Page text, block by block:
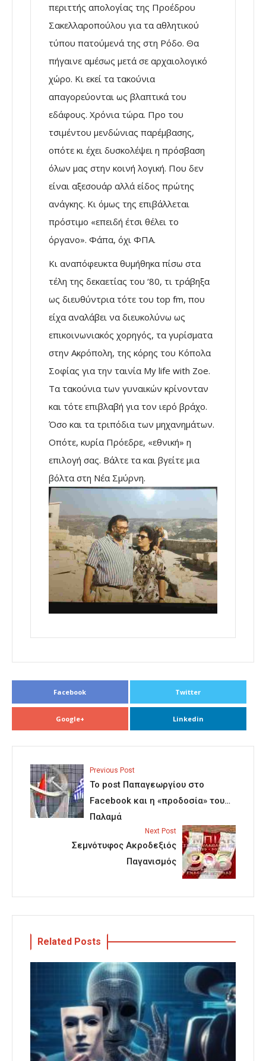
περιττής απολογίας της Προέδρου
Σακελλαροπούλου για τα αθλητικού
τύπου πατούμενά της στη Ρόδο. Θα
πήγαινε αμέσως μετά σε αρχαιολογικό
χώρο. Κι εκεί τα τακούνια
απαγορεύονται ως βλαπτικά του
εδάφους. Χρόνια τώρα. Προ του
τσιμέντου μενδώνιας παρέμβασης,
οπότε κι έχει δυσκολέψει η πρόσβαση
όλων μας στην κοινή λογική. Που δεν
είναι αξεσουάρ αλλά είδος πρώτης
ανάγκης. Κι όμως της επιβάλλεται
πρόστιμο «επειδή έτσι θέλει το
όργανο». Φάπα, όχι ΦΠΑ.
Κι αναπόφευκτα θυμήθηκα πίσω στα
τέλη της δεκαετίας του ‘80, τι τράβηξα
ως διευθύντρια τότε του top fm, που
είχα αναλάβει να διευκολύνω ως
επικοινωνιακός χορηγός, τα γυρίσματα
στην Ακρόπολη, της κόρης του Κόπολα
Σοφίας για την ταινία My life with Zoe.
Τα τακούνια των γυναικών κρίνονταν
και τότε επιβλαβή για τον ιερό βράχο.
Όσο και τα τριπόδια των μηχανημάτων.
Οπότε, κυρία Πρόεδρε, «εθνική» η
επιλογή σας. Βάλτε τα και βγείτε μια
βόλτα στη Νέα Σμύρνη.
Facebook Twitter
Google+ Linkedin
Previous Post
Το post Παπαγεωργίου στο
Facebook και η «προδοσία» του…
Παλαμά
Next Post
Σεμνότυφος Ακροδεξιός
Παγανισμός
Related Posts